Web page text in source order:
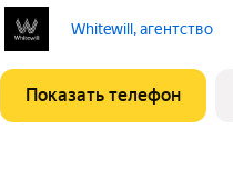
гостиная, кухня-столовая с
ванной
Whitewill, агентство
Показать телефон